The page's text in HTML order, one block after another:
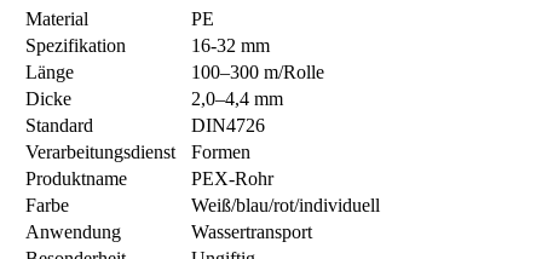
Material
PE
Spezifikation
16-32 mm
Länge
100–300 m/Rolle
Dicke
2,0–4,4 mm
Standard
DIN4726
Verarbeitungsdienst
Formen
Produktname
PEX-Rohr
Farbe
Weiß/blau/rot/individuell
Anwendung
Wassertransport